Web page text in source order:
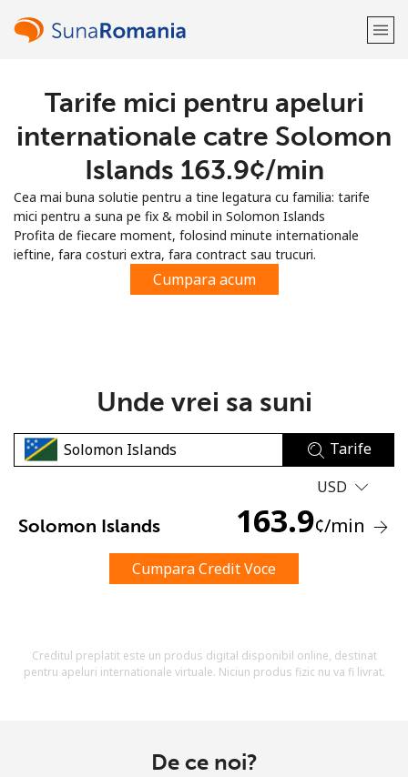
Bine-ai venit!
Inregistreaza-te cu
Minim 8 litere
Tarife mici pentru apeluri
internationale catre Solomon
Islands ⁦163.9¢⁩/min
Cea mai buna solutie pentru a tine legatura cu familia: tarife
mici pentru a suna pe fix & mobil in Solomon Islands
Profita de fiecare moment, folosind minute internationale
ieftine, fara costuri extra, fara contract sau trucuri.
Cumpara acum
Unde vrei sa suni
Tarife
USD
Solomon Islands 163.9¢/min
Cumpara Credit Voce
Creditul preplatit este un produs digital disponibil online, destinat
pentru apeluri internationale virtuale. Niciun produs fizic nu va fi livrat.
De ce noi?